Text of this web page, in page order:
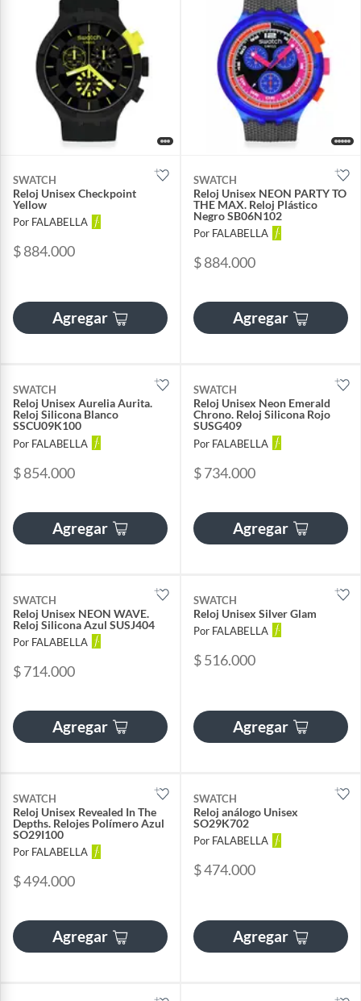
SWATCH
Reloj Unisex Checkpoint
Yellow
Por FALABELLA
$ 884.000
Agregar
SWATCH
Reloj Unisex NEON PARTY TO
THE MAX. Reloj Plástico
Negro SB06N102
Por FALABELLA
$ 884.000
Agregar
SWATCH
Reloj Unisex Aurelia Aurita.
Reloj Silicona Blanco
SSCU09K100
Por FALABELLA
$ 854.000
Agregar
SWATCH
Reloj Unisex Neon Emerald
Chrono. Reloj Silicona Rojo
SUSG409
Por FALABELLA
$ 734.000
Agregar
SWATCH
Reloj Unisex NEON WAVE.
Reloj Silicona Azul SUSJ404
Por FALABELLA
$ 714.000
Agregar
SWATCH
Reloj Unisex Silver Glam
Por FALABELLA
$ 516.000
Agregar
SWATCH
Reloj Unisex Revealed In The
Depths. Relojes Polímero Azul
SO29I100
Por FALABELLA
$ 494.000
Agregar
SWATCH
Reloj análogo Unisex
SO29K702
Por FALABELLA
$ 474.000
Agregar